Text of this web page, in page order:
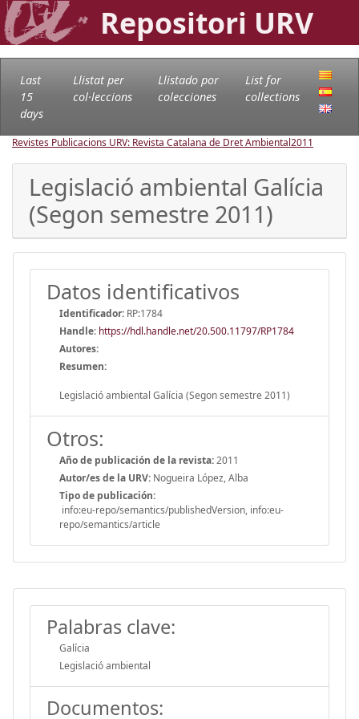
Repositori URV
Last
15
days
Llistat per
col·leccions
Llistado por
colecciones
List for
collections
Revistes Publicacions URV: Revista Catalana de Dret Ambiental2011
Legislació ambiental Galícia
(Segon semestre 2011)
Datos identificativos
Identificador: RP:1784
Handle: https://hdl.handle.net/20.500.11797/RP1784
Autores:
Resumen:
Legislació ambiental Galícia (Segon semestre 2011)
Otros:
Año de publicación de la revista:2011
Autor/es de la URV: Nogueira López, Alba
Tipo de publicación:
info:eu-repo/semantics/publishedVersion, info:eu-
repo/semantics/article
Palabras clave:
Galícia
Legislació ambiental
Documentos: